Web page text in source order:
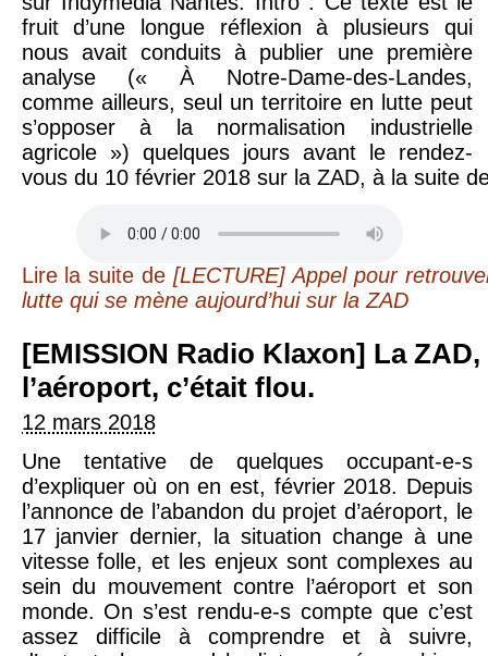
fruit d’une longue réflexion à plusieurs qui
nous avait conduits à publier une première
analyse (« À Notre-Dame-des-Landes,
comme ailleurs, seul un territoire en lutte peut
s’opposer à la normalisation industrielle
agricole ») quelques jours avant le rendez-
vous du 10 février 2018 sur la ZAD, à la suite
Lire la suite de [LECTURE] Appel pour
lutte qui se mène aujourd’hui sur la ZAD
[EMISSION Radio Klaxon] La ZAD, à l’abandon de
l’aéroport, c’était flou.
12 mars 2018
Une tentative de quelques occupant-e-s
d’expliquer où on en est, février 2018. Depuis
l’annonce de l’abandon du projet d’aéroport, le
17 janvier dernier, la situation change à une
vitesse folle, et les enjeux sont complexes au
sein du mouvement contre l’aéroport et son
monde. On s’est rendu-e-s compte que c’est
assez difficile à comprendre et à suivre,